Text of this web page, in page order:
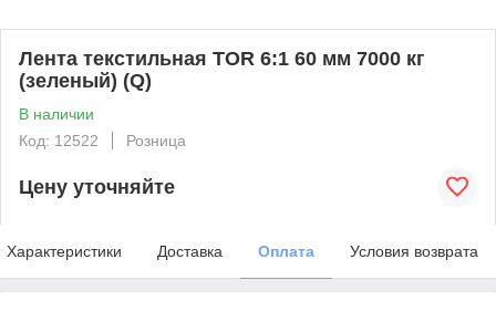
Лента текстильная TOR 6:1 60 мм 7000 кг
(зеленый) (Q)
В наличии
Код: 12522
Розница
Цену уточняйте
Характеристики Доставка Оплата Условия возврата